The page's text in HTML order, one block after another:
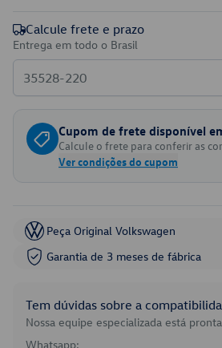
Calcule frete e prazo
Entrega em todo o Brasil
Cupom de frete disponível
Calcule o frete para conferir as
Ver condições do cupom
Peça Original Volkswagen
Garantia de 3 meses de fábrica
Tem dúvidas sobre a
Nossa equipe especializada está
Whatsapp: